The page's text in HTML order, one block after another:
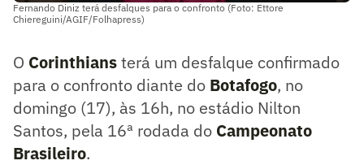
Fernando Diniz terá desfalques para o confronto (Foto: Ettore
Chiereguini/AGIF/Folhapress)
O Corinthiansterá um desfalque confirmado
para o confronto diante do Botafogo, no
domingo (17), às 16h, no estádio Nilton
Santos, pela 16ª rodada do Campeonato
Brasileiro.